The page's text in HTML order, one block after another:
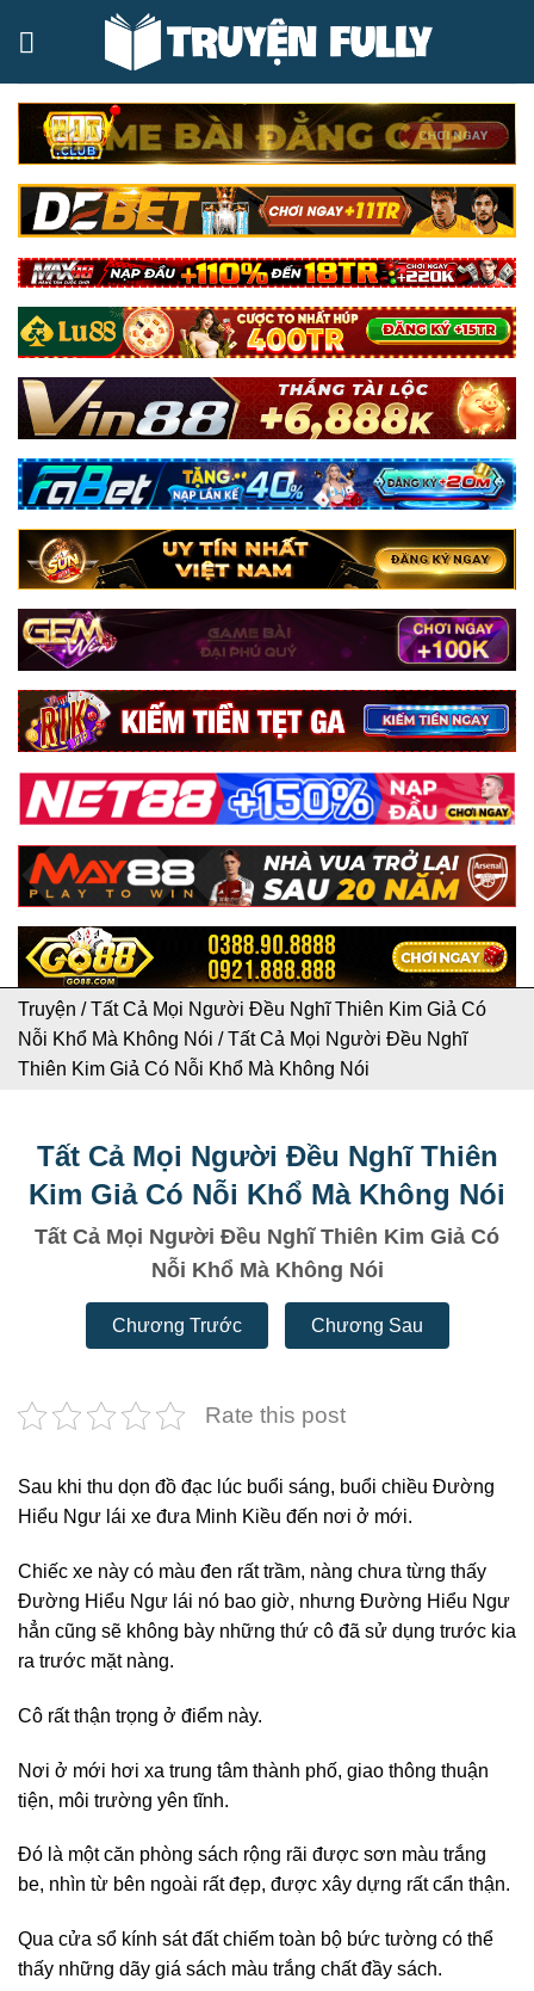
Truyện /Tất Cả Mọi Người Đều Nghĩ Thiên Kim Giả Có
Nỗi Khổ Mà Không Nói /Tất Cả Mọi Người Đều Nghĩ
Thiên Kim Giả Có Nỗi Khổ Mà Không Nói
Tất Cả Mọi Người Đều Nghĩ Thiên
Kim Giả Có Nỗi Khổ Mà Không Nói
Tất Cả Mọi Người Đều Nghĩ Thiên Kim Giả Có
Nỗi Khổ Mà Không Nói
Chương Trước Chương Sau
Rate this post
Sau khi thu dọn đồ đạc lúc buổi sáng, buổi chiều Đường
Hiểu Ngư lái xe đưa Minh Kiều đến nơi ở mới.
Chiếc xe này có màu đen rất trầm, nàng chưa từng thấy
Đường Hiểu Ngư lái nó bao giờ, nhưng Đường Hiểu Ngư
hẳn cũng sẽ không bày những thứ cô đã sử dụng trước kia
ra trước mặt nàng.
Cô rất thận trọng ở điểm này.
Nơi ở mới hơi xa trung tâm thành phố, giao thông thuận
tiện, môi trường yên tĩnh.
Đó là một căn phòng sách rộng rãi được sơn màu trắng
be, nhìn từ bên ngoài rất đẹp, được xây dựng rất cẩn thận.
Qua cửa sổ kính sát đất chiếm toàn bộ bức tường có thể
thấy những dãy giá sách màu trắng chất đầy sách.